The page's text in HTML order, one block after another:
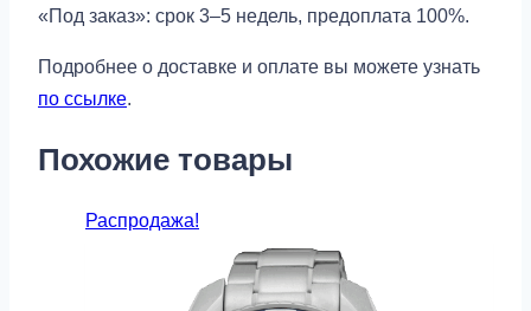
«Под заказ»: срок 3–5 недель, предоплата 100%.
Подробнее о доставке и оплате вы можете узнать
по ссылке.
Похожие товары
Распродажа!